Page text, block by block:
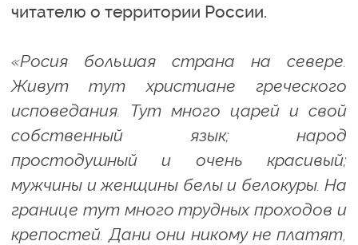
читателю о территории России.
«Росия большая страна на севере.
Живут тут христиане греческого
исповедания. Тут много царей и свой
собственный язык; народ
простодушный и очень красивый;
мужчины и женщины белы и белокуры. На
границе тут много трудных проходов и
крепостей. Дани они никому не платят,